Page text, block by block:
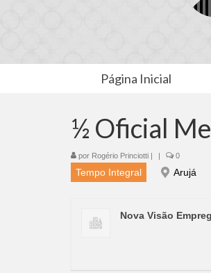
Página Inicial
½ Oficial
por Rogério Princiotti | | 0
Tempo Integral Arujá
Nova Visão